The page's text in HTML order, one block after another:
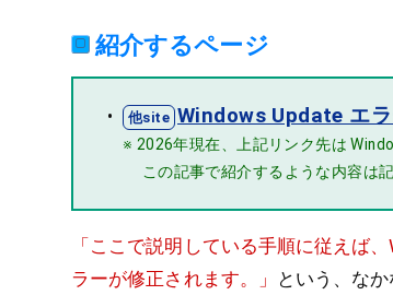
紹介するページ
Windows Update エ
※ 2026年現在、上記リンク先は
この記事で紹介するような内容は記
「ここで説明している手順に従えば
ラーが修正されます。」
という、な